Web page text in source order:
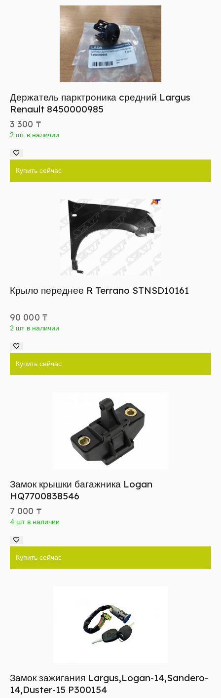
Держатель парктроника cредний Largus
Renault 8450000985
3 300 ₸
2 шт в наличии
Купить сейчас
Крыло переднее R Terrano STNSD10161
90 000 ₸
2 шт в наличии
Купить сейчас
Замок крышки багажника Logan
HQ7700838546
7 000 ₸
4 шт в наличии
Купить сейчас
Замок зажигания Largus,Logan-14,Sandero-
14,Duster-15 P300154